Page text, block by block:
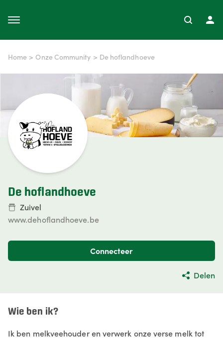
Home > Onze Community > De hoflandhoeve
De hoflandhoeve
Zuivel
www.dehoflandhoeve.be
Connecteer
Delen
Wie ben ik?
Ik ben melkveehouder en verwerk onze verse melk tot